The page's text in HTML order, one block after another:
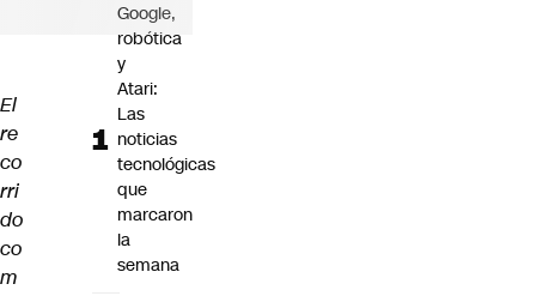
El
re
co
rri
do
co
m
Google,
robótica
y
Atari:
Las
noticias
tecnológicas
que
marcaron
la
semana